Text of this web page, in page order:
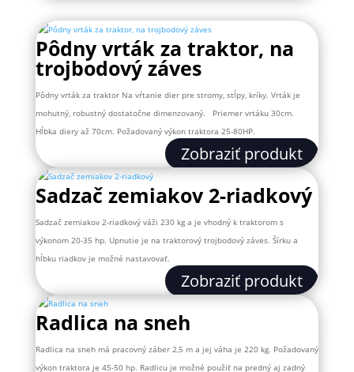
Pôdny vrták za traktor, na
trojbodový záves
Pôdny vrták za traktor Na vŕtanie dier pre stromy, stĺpy, kríky. Vrták je
mohutný, robustný dostatočne dimenzovaný. Priemer vrtáku 30cm.
Hĺbka diery až 70cm. Požadovaný výkon traktora 25-80HP.
Zobraziť produkt
Sadzač zemiakov 2-riadkový
Sadzač zemiakov 2-riadkový váži 230 kg a je vhodný k traktorom s
výkonom 20-35 hp. Upnutie je na traktorový trojbodový záves. Šírku a
hĺbku riadkov je možné nastavovať.
Zobraziť produkt
Radlica na sneh
Radlica na sneh má pracovný záber 2,5 m a jej váha je 220 kg. Požadovaný
výkon traktora je 45-50 hp. Radlicu je možné použiť na predný aj zadný